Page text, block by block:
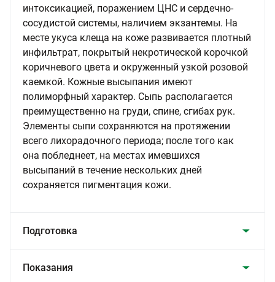
интоксикацией, поражением ЦНС и сердечно-
сосудистой системы, наличием экзантемы. На
месте укуса клеща на коже развивается плотный
инфильтрат, покрытый некротической корочкой
коричневого цвета и окруженный узкой розовой
каемкой. Кожные высыпания имеют
полиморфный характер. Сыпь располагается
преимущественно на груди, спине, сгибах рук.
Элементы сыпи сохраняются на протяжении
всего лихорадочного периода; после того как
она побледнеет, на местах имевшихся
высыпаний в течение нескольких дней
сохраняется пигментация кожи.
Подготовка
Показания